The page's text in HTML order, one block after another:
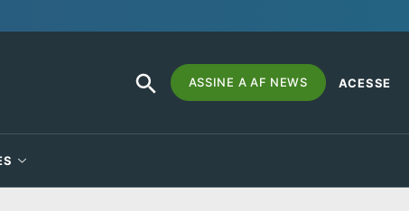
Search
for:
SEARCH
BUTTON
ASSINE A AF NEWS ACESSE